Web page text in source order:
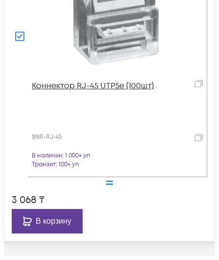
Коннектор RJ-45 UTP5e (100шт)
SNR-RJ-45
В наличии: 1 000+ уп
Транзит: 100+ уп
3 068 ₸
В корзину